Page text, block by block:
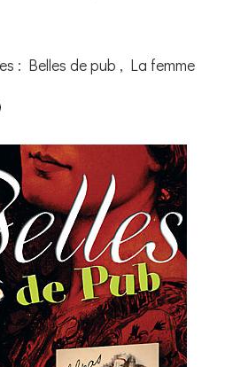
: Belles de pub , La femme